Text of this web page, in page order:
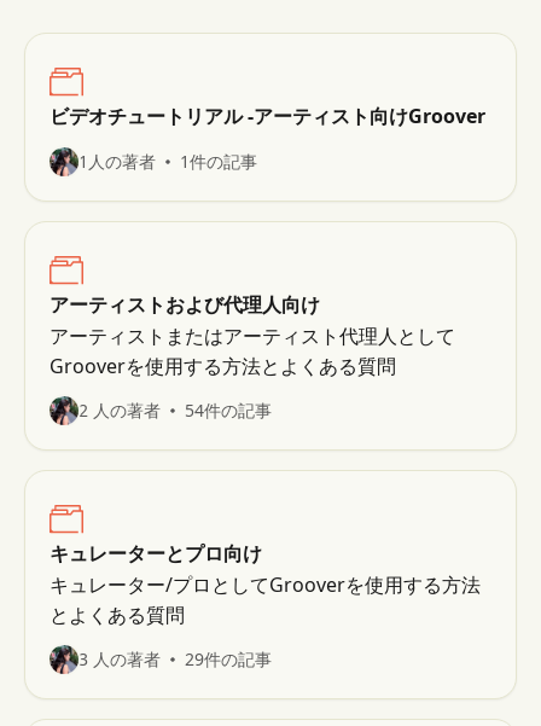
ビデオチュートリアル -アーティスト向けGroover
1人の著者 1件の記事
アーティストおよび代理人向け
アーティストまたはアーティスト代理人として
Grooverを使用する方法とよくある質問
2 人の著者 54件の記事
キュレーターとプロ向け
キュレーター/プロとしてGrooverを使用する方法
とよくある質問
3 人の著者 29件の記事